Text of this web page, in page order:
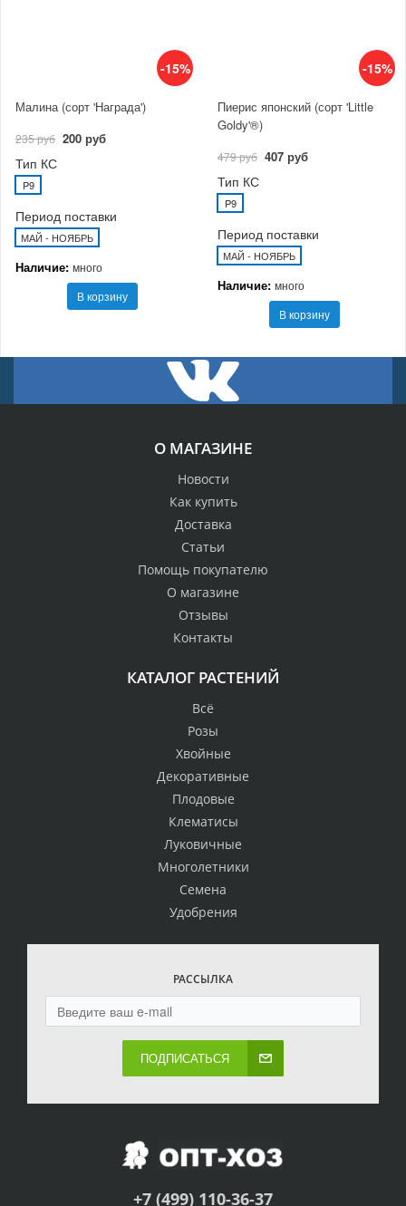
-15%
Малина (сорт 'Награда')
235 руб 200 руб
Тип КС
P9
Период поставки
МАЙ - НОЯБРЬ
Наличие: много
В корзину
-15%
Пиерис японский (сорт 'Little
Goldy'®)
479 руб 407 руб
Тип КС
P9
Период поставки
МАЙ - НОЯБРЬ
Наличие: много
В корзину
О МАГАЗИНЕ
Новости
Как купить
Доставка
Статьи
Помощь покупателю
О магазине
Отзывы
Контакты
КАТАЛОГ РАСТЕНИЙ
Всё
Розы
Хвойные
Декоративные
Плодовые
Клематисы
Луковичные
Многолетники
Семена
Удобрения
РАССЫЛКА
ПОДПИСАТЬСЯ
+7 (499) 110-36-37